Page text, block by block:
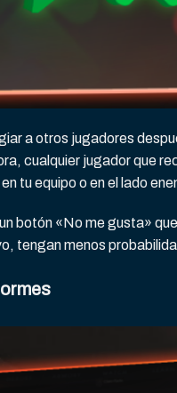
a otros jugadores
cualquier jugador que
tu equipo o en el lado
botón «No me gusta»
tengan menos